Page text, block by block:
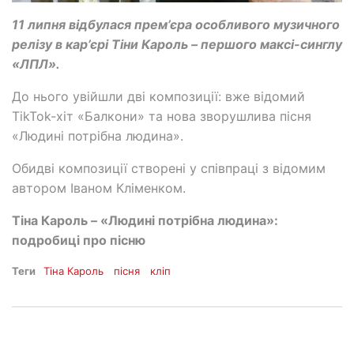
11 липня відбулася прем’єра особливого музичного
релізу в кар’єрі Тіни Кароль – першого максі-синглу
«ЛПЛ».
До нього увійшли дві композиції: вже відомий
TikTok-хіт «Балкони» та нова зворушлива пісня
«Людині потрібна людина».
Обидві композиції створені у співпраці з відомим
автором Іваном Кліменком.
Тіна Кароль – «Людині потрібна людина»:
подробиці про пісню
Теги Тіна Кароль пісня кліп